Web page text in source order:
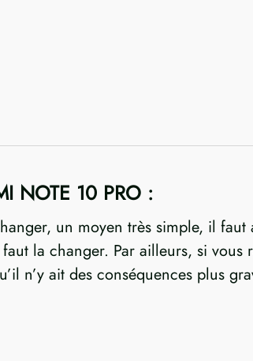
NOTE 10 PRO :
un moyen très simple, il
la changer. Par ailleurs, si vous
n’y ait des conséquences plus